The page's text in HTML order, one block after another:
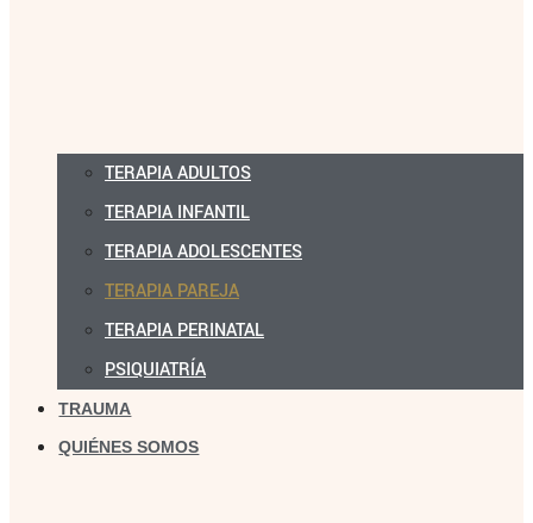
TERAPIA ADULTOS
TERAPIA INFANTIL
TERAPIA ADOLESCENTES
TERAPIA PAREJA
TERAPIA PERINATAL
PSIQUIATRÍA
TRAUMA
QUIÉNES SOMOS